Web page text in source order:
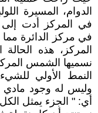
الدوام، المسيرة
في المركز أدت إلى
في مركز الدائرة
المركز، هذه
نسميها الشمس
النمط الأولي
وليس له وجود مادي
أي: " الجزء يمثل